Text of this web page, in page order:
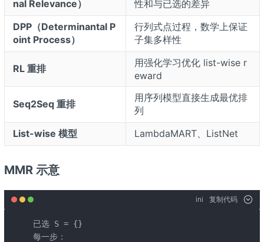
nal Relevance）
性和与已选的差异
DPP（Determinantal P
oint Process）
行列式点过程，数学上保证
子集多样性
RL 重排
用强化学习优化 list-wise r
eward
Seq2Seq 重排
用序列模型直接生成最优排
列
List-wise 模型
LambdaMART、ListNet
MMR 示意
ini 复制代码
已选 S = {}
每一步：